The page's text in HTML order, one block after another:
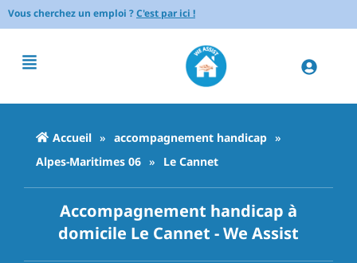
Vous cherchez un emploi ?C'est par ici !
Accueil » accompagnement handicap »
Alpes-Maritimes 06 » Le Cannet
Accompagnement handicap à
domicile Le Cannet - We Assist